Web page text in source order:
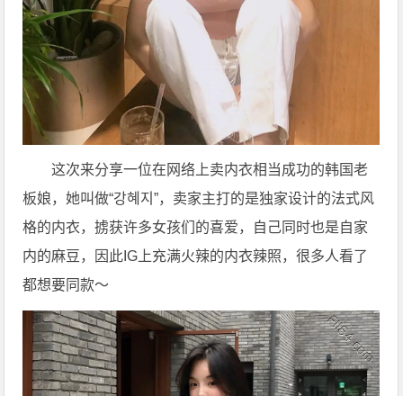
这次来分享一位在网络上卖内衣相当成功的韩国老
板娘，她叫做“강혜지”，卖家主打的是独家设计的法式风
格的内衣，掳获许多女孩们的喜爱，自己同时也是自家
内的麻豆，因此IG上充满火辣的内衣辣照，很多人看了
都想要同款～